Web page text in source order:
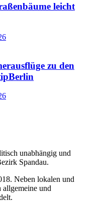
leicht
zu den
unabhängig und
Spandau.
Neben lokalen und
allgemeine und